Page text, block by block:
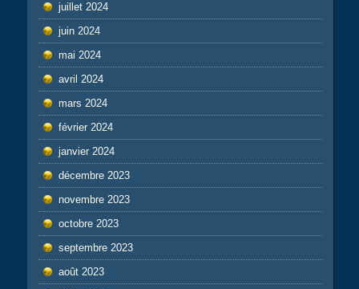
juillet 2024
juin 2024
mai 2024
avril 2024
mars 2024
février 2024
janvier 2024
décembre 2023
novembre 2023
octobre 2023
septembre 2023
août 2023